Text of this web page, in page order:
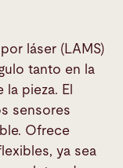
láser (LAMS)
tanto en la
pieza. El
sensores
Ofrece
ya sea